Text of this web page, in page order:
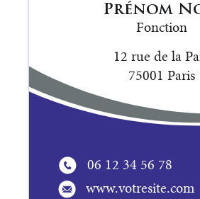
06 12 34 56 78
www.votresite.com
Fonction
12 rue de la
75001 Paris
Prénom